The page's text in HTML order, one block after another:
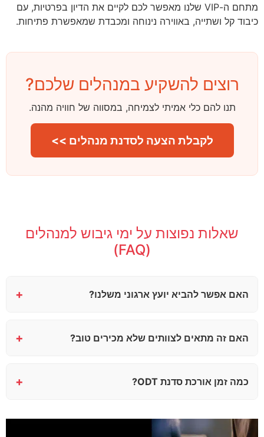
מתחם ה-VIP שלנו מאפשר לכם לקיים את הדיון בפרטיות, עם
כיבוד קל ושתייה, באווירה נינוחה ומכבדת שמאפשרת פתיחות.
רוצים להשקיע במנהלים שלכם?
תנו להם כלי אמיתי לצמיחה, במסווה של חוויה מהנה.
לקבלת הצעה לסדנת מנהלים >>
שאלות נפוצות על ימי גיבוש למנהלים
(FAQ)
האם אפשר להביא יועץ ארגוני משלנו? +
האם זה מתאים לצוותים שלא מכירים טוב? +
כמה זמן אורכת סדנת ODT? +